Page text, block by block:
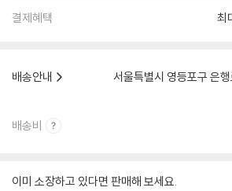
결제혜택 최
배송안내
서울특별시 영등포구 은
배송비
이미 소장하고 있다면 판매해 보세요.